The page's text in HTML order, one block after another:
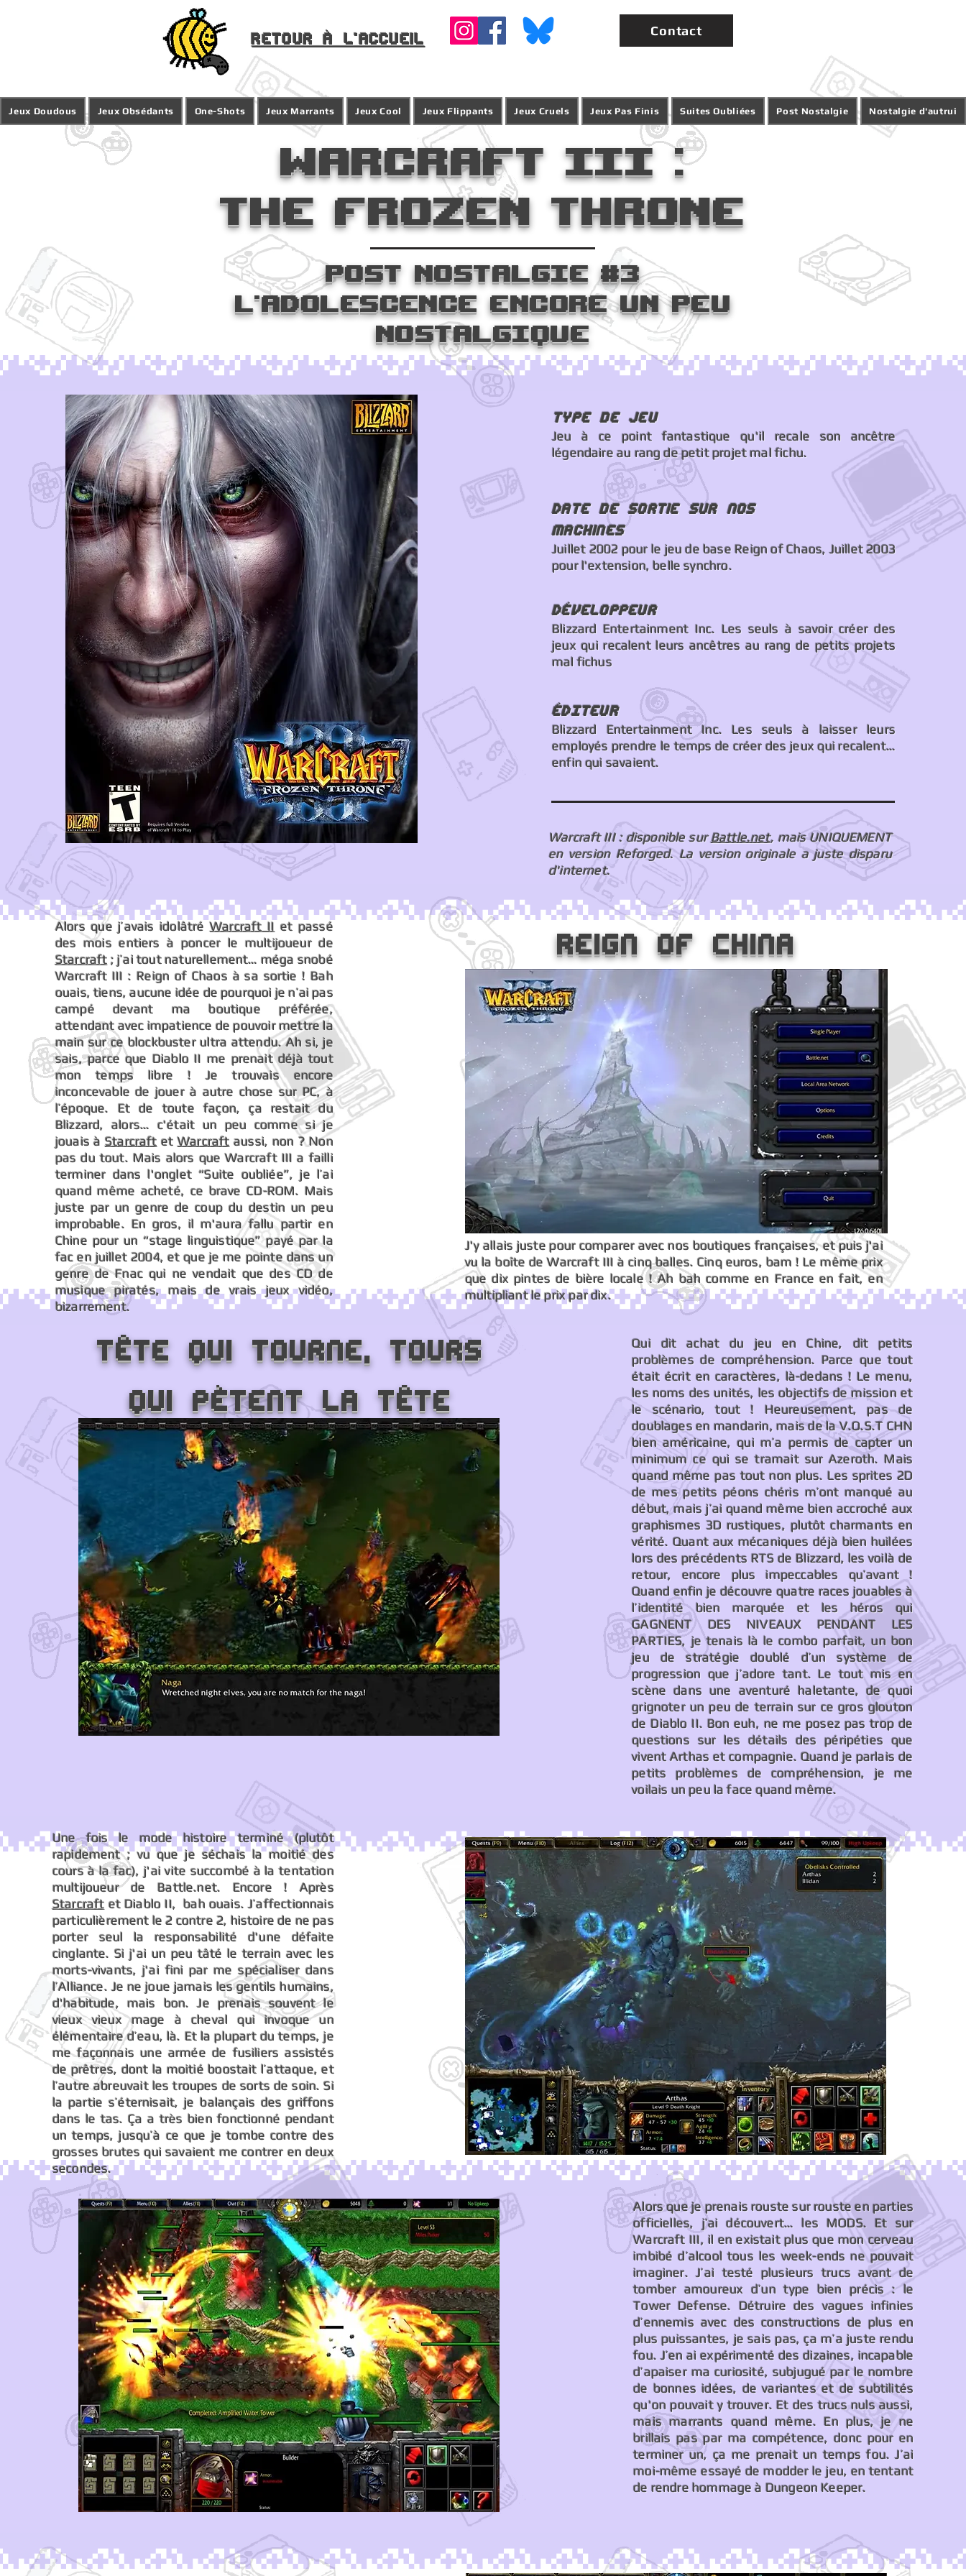
Retour à l'accueil Contact
Jeux Doudous Jeux Obsédants One-Shots Jeux Marrants Jeux Cool Jeux Flippants Jeux Cruels Jeux Pas Finis Suites Oubliées Post Nostalgie Nostalgie d'autrui
Warcraft III :
the frozen Throne
Post nostalgie #3
L'adolescence Encore un peu
Nostalgique
Type de jeu
Jeu à ce point fantastique qu'il recale son ancêtre
légendaire au rang de petit projet mal fichu.
Date de sortie sur nos
machines
Juillet 2002 pour le jeu de base Reign of Chaos, Juillet 2003
pour l'extension, belle synchro.
Développeur
Blizzard Entertainment Inc. Les seuls à savoir créer des
jeux qui recalent leurs ancêtres au rang de petits projets
mal fichus
éDITEUR
Blizzard Entertainment Inc. Les seuls à laisser leurs
employés prendre le temps de créer des jeux qui recalent…
enfin qui savaient.
Warcraft III : disponible surBattle.net, mais UNIQUEMENT
en version Reforged. La version originale a juste disparu
d'internet.
Alors que j’avais idolâtréWarcraft II et passé
des mois entiers à poncer le multijoueur de
Starcraft ; j’ai tout naturellement… méga snobé
Warcraft III : Reign of Chaos à sa sortie ! Bah
ouais, tiens, aucune idée de pourquoi je n’ai pas
campé devant ma boutique préférée,
attendant avec impatience de pouvoir mettre la
main sur ce blockbuster ultra attendu. Ah si, je
sais, parce que Diablo II me prenait déjà tout
mon temps libre ! Je trouvais encore
inconcevable de jouer à autre chose sur PC, à
l’époque. Et de toute façon, ça restait du
Blizzard, alors… c'était un peu comme si je
jouais àStarcraft etWarcraft aussi, non ? Non
pas du tout. Mais alors que Warcraft III a failli
terminer dans l'onglet “Suite oubliée”, je l’ai
quand même acheté, ce brave CD-ROM. Mais
juste par un genre de coup du destin un peu
improbable. En gros, il m'aura fallu partir en
Chine pour un “stage linguistique” payé par la
fac en juillet 2004, et que je me pointe dans un
genre de Fnac qui ne vendait que des CD de
musique piratés, mais de vrais jeux vidéo,
bizarrement.
Reign of China
J'y allais juste pour comparer avec nos boutiques françaises, et puis j'ai
vu la boîte de Warcraft III à cinq balles. Cinq euros, bam ! Le même prix
que dix pintes de bière locale ! Ah bah comme en France en fait, en
multipliant le prix par dix.
Tête qui tourne, tours
qui pètent la tête
Qui dit achat du jeu en Chine, dit petits
problèmes de compréhension. Parce que tout
était écrit en caractères, là-dedans ! Le menu,
les noms des unités, les objectifs de mission et
le scénario, tout ! Heureusement, pas de
doublages en mandarin, mais de la V.O.S.T CHN
bien américaine, qui m’a permis de capter un
minimum ce qui se tramait sur Azeroth. Mais
quand même pas tout non plus. Les sprites 2D
de mes petits péons chéris m’ont manqué au
début, mais j’ai quand même bien accroché aux
graphismes 3D rustiques, plutôt charmants en
vérité. Quant aux mécaniques déjà bien huilées
lors des précédents RTS de Blizzard, les voilà de
retour, encore plus impeccables qu’avant !
Quand enfin je découvre quatre races jouables à
l’identité bien marquée et les héros qui
GAGNENT DES NIVEAUX PENDANT LES
PARTIES, je tenais là le combo parfait, un bon
jeu de stratégie doublé d’un système de
progression que j’adore tant. Le tout mis en
scène dans une aventuré haletante, de quoi
grignoter un peu de terrain sur ce gros glouton
de Diablo II. Bon euh, ne me posez pas trop de
questions sur les détails des péripéties que
vivent Arthas et compagnie. Quand je parlais de
petits problèmes de compréhension, je me
voilais un peu la face quand même.
Une fois le mode histoire terminé (plutôt
rapidement ; vu que je séchais la moitié des
cours à la fac), j'ai vite succombé à la tentation
multijoueur de Battle.net. Encore ! Après
Starcraft et Diablo II, bah ouais. J’affectionnais
particulièrement le 2 contre 2, histoire de ne pas
porter seul la responsabilité d'une défaite
cinglante. Si j'ai un peu tâté le terrain avec les
morts-vivants, j'ai fini par me spécialiser dans
l’Alliance. Je ne joue jamais les gentils humains,
d'habitude, mais bon. Je prenais souvent le
vieux vieux mage à cheval qui invoque un
élémentaire d’eau, là. Et la plupart du temps, je
me façonnais une armée de fusiliers assistés
de prêtres, dont la moitié boostait l’attaque, et
l’autre abreuvait les troupes de sorts de soin. Si
la partie s’éternisait, je balançais des griffons
dans le tas. Ça a très bien fonctionné pendant
un temps, jusqu’à ce que je tombe contre des
grosses brutes qui savaient me contrer en deux
secondes.
Alors que je prenais rouste sur rouste en parties
officielles, j’ai découvert… les MODS. Et sur
Warcraft III, il en existait plus que mon cerveau
imbibé d’alcool tous les week-ends ne pouvait
imaginer. J’ai testé plusieurs trucs avant de
tomber amoureux d’un type bien précis : le
Tower Defense. Détruire des vagues infinies
d’ennemis avec des constructions de plus en
plus puissantes, je sais pas, ça m’a juste rendu
fou. J’en ai expérimenté des dizaines, incapable
d’apaiser ma curiosité, subjugué par le nombre
de bonnes idées, de variantes et de subtilités
qu'on pouvait y trouver. Et des trucs nuls aussi,
mais marrants quand même. En plus, je ne
brillais pas par ma compétence, donc pour en
terminer un, ça me prenait un temps fou. J’ai
moi-même essayé de modder le jeu, en tentant
de rendre hommage à Dungeon Keeper.